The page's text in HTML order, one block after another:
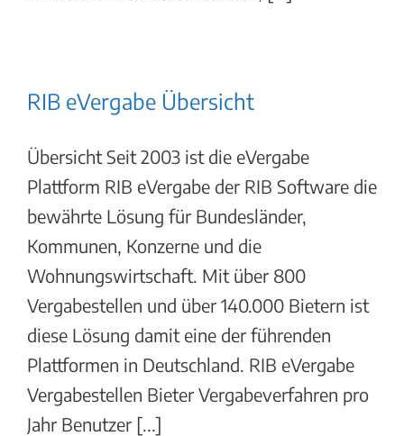
RIB eVergabe Übersicht
Übersicht Seit 2003 ist die eVergabe
Plattform RIB eVergabe der RIB Software die
bewährte Lösung für Bundesländer,
Kommunen, Konzerne und die
Wohnungswirtschaft. Mit über 800
Vergabestellen und über 140.000 Bietern ist
diese Lösung damit eine der führenden
Plattformen in Deutschland. RIB eVergabe
Vergabestellen Bieter Vergabeverfahren pro
Jahr Benutzer [...]